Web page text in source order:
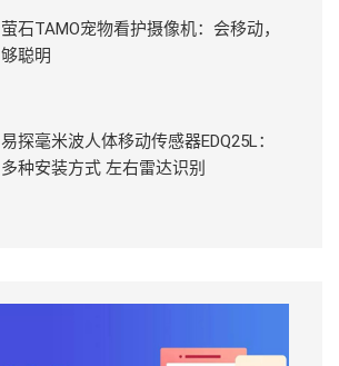
萤石TAMO宠物看护摄像机：会移动，
够聪明
易探毫米波人体移动传感器EDQ25L：
多种安装方式 左右雷达识别